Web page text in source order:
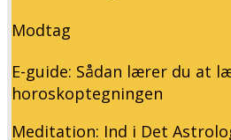
Modtag
E-guide: Sådan lærer du at
horoskoptegningen
Meditation: Ind i Det